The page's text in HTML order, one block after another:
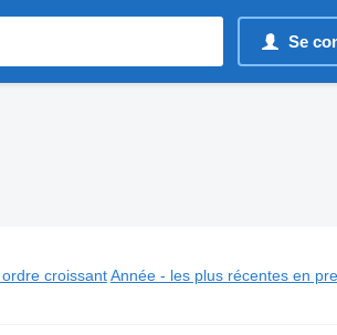
Se
Howo
ordre croissant Année - les plus récentes en